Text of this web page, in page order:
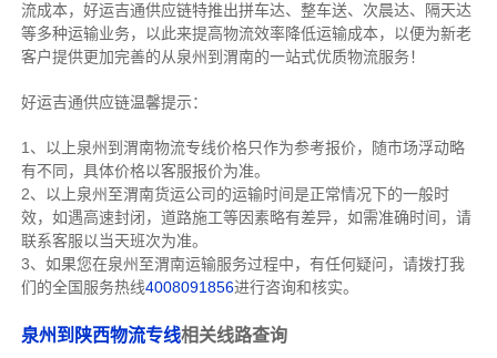
流成本，好运吉通供应链特推出拼车达、整车送、次晨达、隔天达
等多种运输业务，以此来提高物流效率降低运输成本，以便为新老
客户提供更加完善的从泉州到渭南的一站式优质物流服务！
好运吉通供应链温馨提示：
1、以上泉州到渭南物流专线价格只作为参考报价，随市场浮动略
有不同，具体价格以客服报价为准。
2、以上泉州 至渭南货运公司的运输时间是正常情况下的一般时
效，如遇高速封闭，道路施工等因素略有差异，如需准确时间，请
联系客服以当天班次为准。
3、如果您在泉州 至渭南运输服务过程中，有任何疑问，请拨打我
们的全国服务热线4008091856进行咨询和核实。
泉州到陕西物流专线相关线路查询